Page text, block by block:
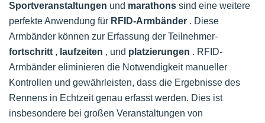
Sportveranstaltungen und marathons sind eine weitere
perfekte Anwendung für RFID-Armbänder . Diese
Armbänder können zur Erfassung der Teilnehmer-
fortschritt , laufzeiten , und platzierungen . RFID-
Armbänder eliminieren die Notwendigkeit manueller
Kontrollen und gewährleisten, dass die Ergebnisse des
Rennens in Echtzeit genau erfasst werden. Dies ist
insbesondere bei großen Veranstaltungen von